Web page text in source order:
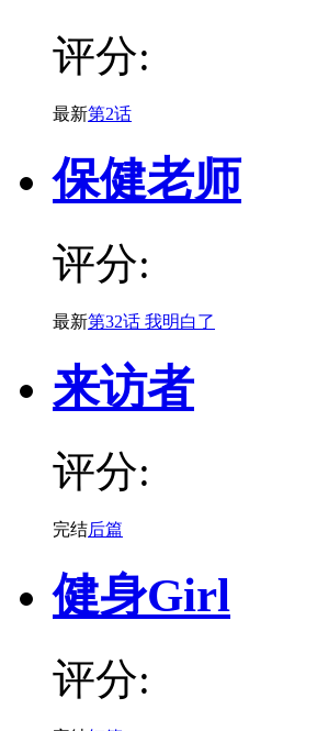
评分:
最新第2话
保健老师
评分:
最新第32话 我明白了
来访者
评分:
完结后篇
健身Girl
评分: